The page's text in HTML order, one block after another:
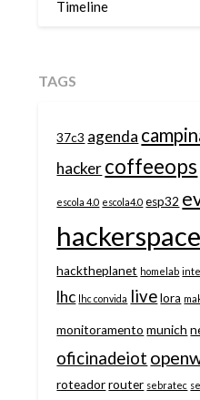
Timeline
TAGS
37c3 agenda
hackercoffeeops
escola 4.0 escola4.0 esp32
hackerspace
hacktheplanet homelab
lhc lhc convida live lora
monitoramento munich
oficinadeiot
roteador router sebratec